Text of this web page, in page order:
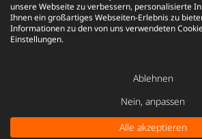
IN DEN WARENKORB
-
Rückerstattung
unsere Webseite zu verbessern, personalisierte
Ihnen ein großartiges Webseiten-Erlebnis zu
Informationen zu den von uns verwendeten
Einstellungen.
Ablehnen
Nein, anpassen
Alle akzeptieren